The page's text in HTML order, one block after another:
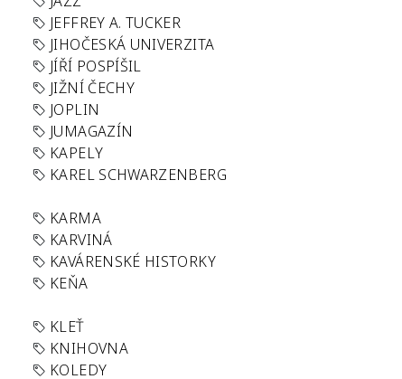
JEFFREY A. TUCKER
JIHOČESKÁ UNIVERZITA
JÍŘÍ POSPÍŠIL
JIŽNÍ ČECHY
JOPLIN
JUMAGAZÍN
KAPELY
KAREL SCHWARZENBERG
KARMA
KARVINÁ
KAVÁRENSKÉ HISTORKY
KEŇA
KLEŤ
KNIHOVNA
KOLEDY